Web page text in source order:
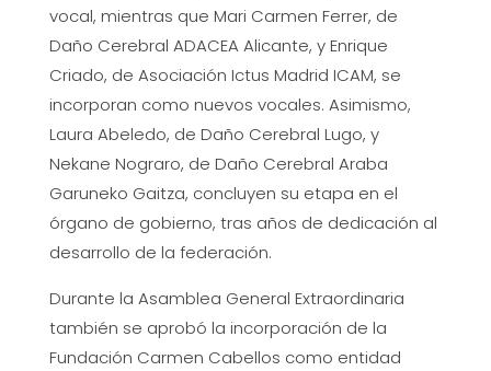
vocal, mientras que Mari Carmen Ferrer, de
Daño Cerebral ADACEA Alicante, y Enrique
Criado, de Asociación Ictus Madrid ICAM, se
incorporan como nuevos vocales. Asimismo,
Laura Abeledo, de Daño Cerebral Lugo, y
Nekane Nograro, de Daño Cerebral Araba
Garuneko Gaitza, concluyen su etapa en el
órgano de gobierno, tras años de dedicación al
desarrollo de la federación.
Durante la Asamblea General Extraordinaria
también se aprobó la incorporación de la
Fundación Carmen Cabellos como entidad